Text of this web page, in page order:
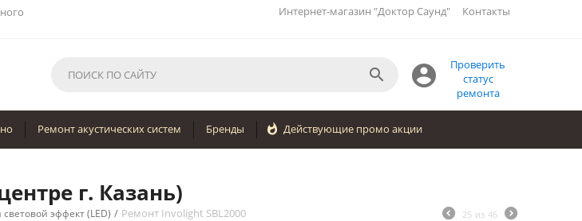
Интернет-магазин "Доктор Саунд" Контакты
Проверить
статус
ремонта


Ремонт акустических систем Бренды  Действующие промо акции
г. Казань)
эффект (LED) / Ремонт Involight SBL2000 25 из 46